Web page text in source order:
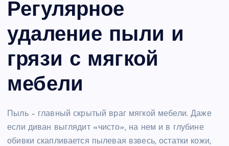
Регулярное
удаление пыли и
грязи с мягкой
мебели
Пыль – главный скрытый враг мягкой мебели. Даже
если диван выглядит «чисто», на нем и в глубине
обивки скапливается пылевая взвесь, остатки кожи,